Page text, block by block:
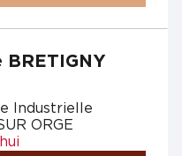
BRETIGNY
Industrielle
ORGE